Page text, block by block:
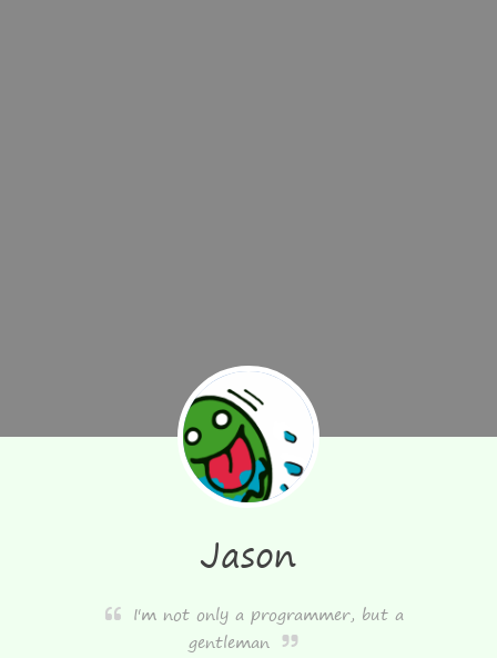
Jason
I'm not only a programmer, but a
gentleman